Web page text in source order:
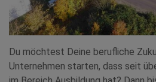
Du möchtest Deine berufliche
Unternehmen starten, dass seit